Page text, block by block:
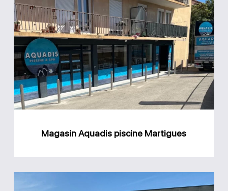
Magasin
Aquadis
piscine
Martigues
Magasin Aquadis piscine Martigues